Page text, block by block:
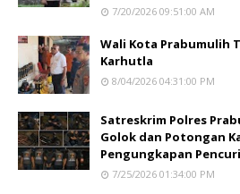
7/20/2026 09:51:00 AM
Wali Kota Prabumulih
Karhutla
8/04/2026 04:31:00 PM
Satreskrim Polres
Golok dan Potongan
Pengungkapan
7/25/2026 01:34:00 PM